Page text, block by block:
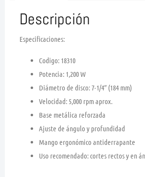
Descripción
Especificaciones:
Codigo: 18310
Potencia: 1,200 W
Diámetro de disco: 7-1/4″ (184 mm)
Velocidad: 5,000 rpm aprox.
Base metálica reforzada
Ajuste de ángulo y profundidad
Mango ergonómico antiderrapante
Uso recomendado: cortes rectos y en